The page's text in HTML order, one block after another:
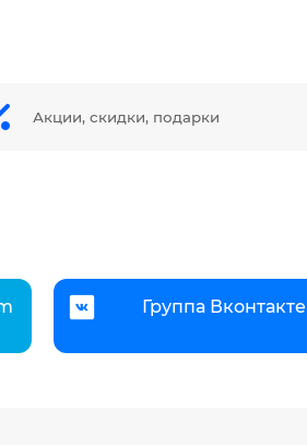
Акции, скидки, подарки
Группа Вконтакте